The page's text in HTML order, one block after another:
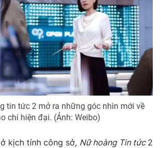
tin tức 2 mở ra những góc nhìn mới về
chí hiện đại. (Ảnh: Weibo)
kịch tính công sở, Nữ hoàng Tin tức 2